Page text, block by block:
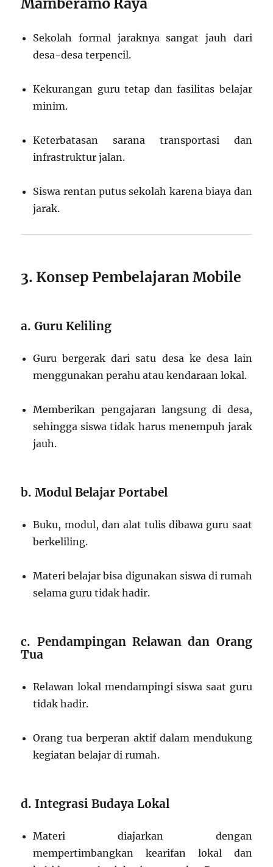
Sekolah formal jaraknya sangat jauh dari
desa-desa terpencil.
Kekurangan guru tetap dan fasilitas belajar
minim.
Keterbatasan sarana transportasi dan
infrastruktur jalan.
Siswa rentan putus sekolah karena biaya dan
jarak.
3. Konsep Pembelajaran Mobile
a. Guru Keliling
Guru bergerak dari satu desa ke desa lain
menggunakan perahu atau kendaraan lokal.
Memberikan pengajaran langsung di desa,
sehingga siswa tidak harus menempuh jarak
jauh.
b. Modul Belajar Portabel
Buku, modul, dan alat tulis dibawa guru saat
berkeliling.
Materi belajar bisa digunakan siswa di rumah
selama guru tidak hadir.
c. Pendampingan Relawan dan Orang
Tua
Relawan lokal mendampingi siswa saat guru
tidak hadir.
Orang tua berperan aktif dalam mendukung
kegiatan belajar di rumah.
d. Integrasi Budaya Lokal
Materi diajarkan dengan
mempertimbangkan kearifan lokal dan